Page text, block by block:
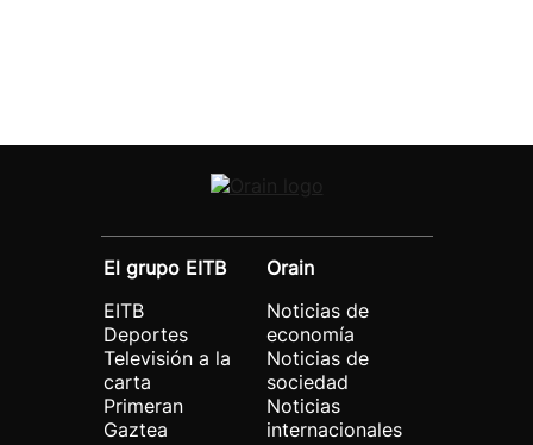
El grupo EITB
EITB
Deportes
Televisión a la
carta
Primeran
Gaztea
Orain
Noticias de
economía
Noticias de
sociedad
Noticias
internacionales